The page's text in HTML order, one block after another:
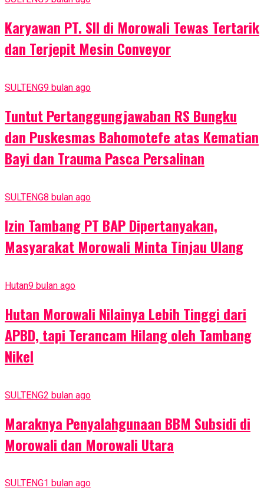
Karyawan PT. SII di Morowali Tewas Tertarik
dan Terjepit Mesin Conveyor
SULTENG9 bulan ago
Tuntut Pertanggungjawaban RS Bungku
dan Puskesmas Bahomotefe atas Kematian
Bayi dan Trauma Pasca Persalinan
SULTENG8 bulan ago
Izin Tambang PT BAP Dipertanyakan,
Masyarakat Morowali Minta Tinjau Ulang
Hutan9 bulan ago
Hutan Morowali Nilainya Lebih Tinggi dari
APBD, tapi Terancam Hilang oleh Tambang
Nikel
SULTENG2 bulan ago
Maraknya Penyalahgunaan BBM Subsidi di
Morowali dan Morowali Utara
SULTENG1 bulan ago